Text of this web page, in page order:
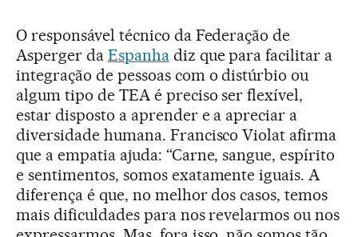
O responsável técnico da Federação de
Asperger da Espanhadiz que para facilitar a
integração de pessoas com o distúrbio ou
algum tipo de TEA é preciso ser flexível,
estar disposto a aprender e a apreciar a
diversidade humana. Francisco Violat afirma
que a empatia ajuda: “Carne, sangue, espírito
e sentimentos, somos exatamente iguais. A
diferença é que, no melhor dos casos, temos
mais dificuldades para nos revelarmos ou nos